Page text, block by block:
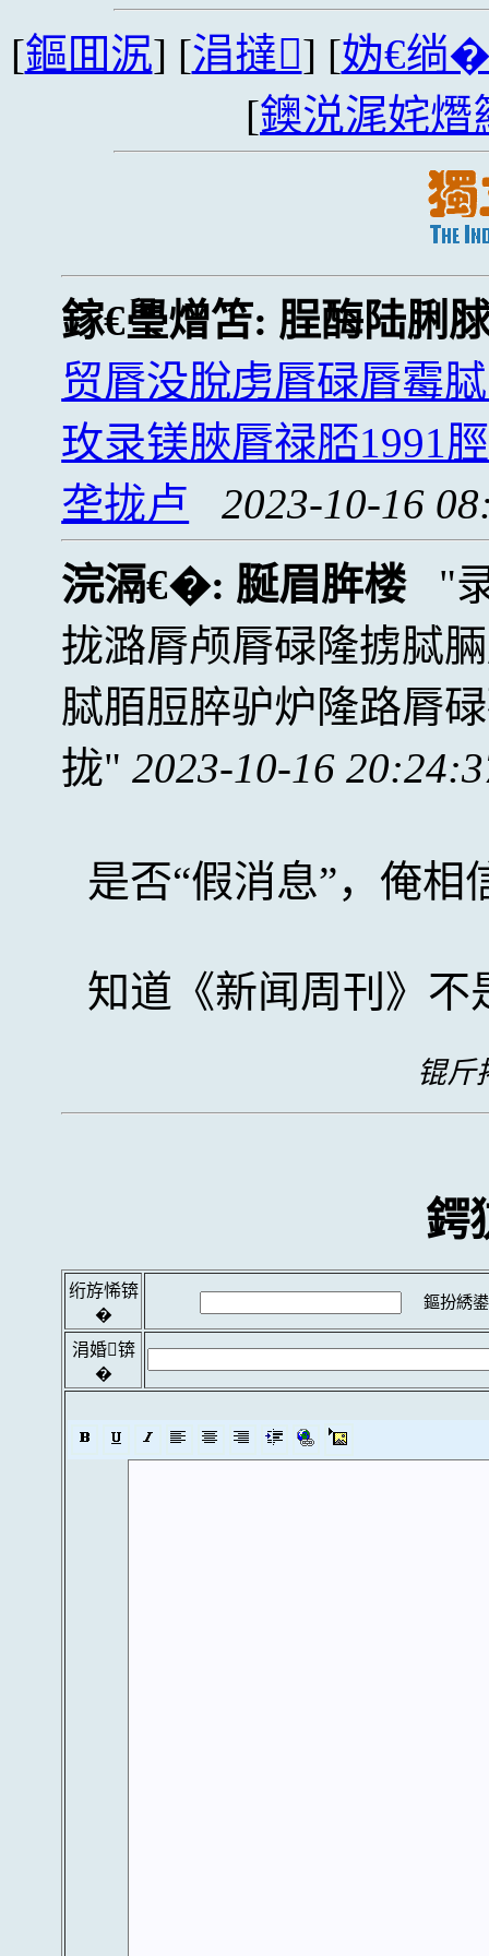
[鏂囬泦] [涓撻] [妫€绱
[鐭涚浘姹熸
鎵€璺熷笘: 脭酶陆脷
贸脣没脫虏脣碌脣霉
玫录镁脥脣禄脴1991
垄拢卢
2023-10-16
浣滆€�: 脠眉脌楼
拢潞脣颅脣碌隆掳脦
脦脜脰脺驴炉隆路脣
拢
2023-10-16
是否“假消息”，俺相
知道《新闻周刊》不
锟斤
鍔
绗斿悕锛
�
鏂扮綉
涓婚锛
�